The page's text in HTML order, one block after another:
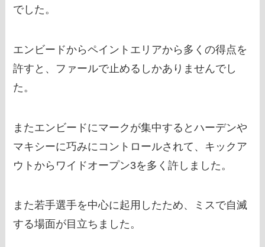
でした。
エンビードからペイントエリアから多くの得点を
許すと、ファールで止めるしかありませんでし
た。
またエンビードにマークが集中するとハーデンや
マキシーに巧みにコントロールされて、キックア
ウトからワイドオープン3を多く許しました。
また若手選手を中心に起用したため、ミスで自滅
する場面が目立ちました。